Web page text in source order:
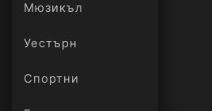
Мюзикъл
Уестърн
Спортни